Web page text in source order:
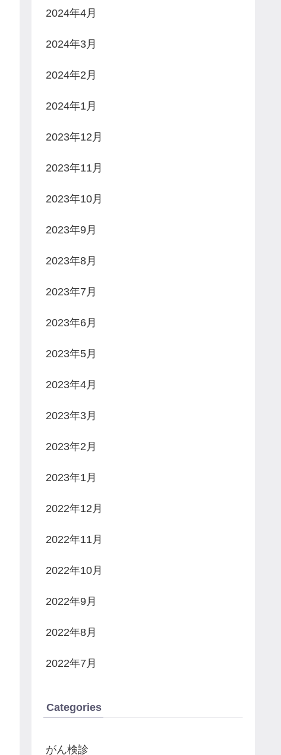
2024年4月
2024年3月
2024年2月
2024年1月
2023年12月
2023年11月
2023年10月
2023年9月
2023年8月
2023年7月
2023年6月
2023年5月
2023年4月
2023年3月
2023年2月
2023年1月
2022年12月
2022年11月
2022年10月
2022年9月
2022年8月
2022年7月
Categories
がん検診